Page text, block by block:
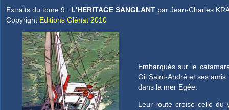
Extraits du tome 9 : L'HERITAGE SANGLANTpar Jean-Charles
Copyright Editions Glénat 2010
Embarqués sur le
Gil Saint-André et ses
dans la mer Egée.
Leur route croise celle du